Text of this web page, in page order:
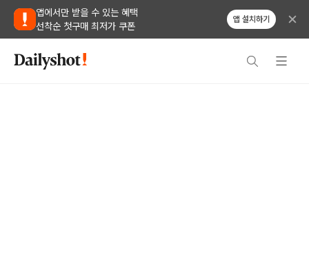
앱에서만 받을 수 있는 혜택
선착순 첫구매 최저가 쿠폰
앱 설치하기